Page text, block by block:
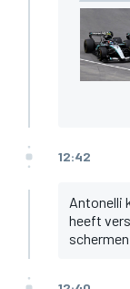
12:42
Antonelli
heeft